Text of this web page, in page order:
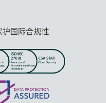
护国际合规性